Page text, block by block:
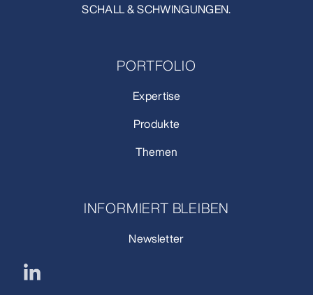
SCHALL & SCHWINGUNGEN.
PORTFOLIO
Expertise
Produkte
Themen
INFORMIERT BLEIBEN
Newsletter